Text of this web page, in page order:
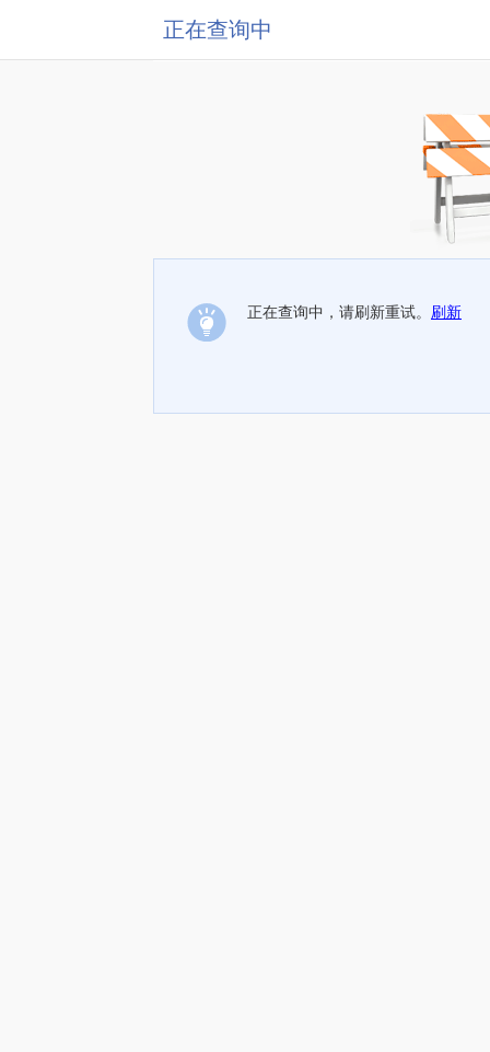
正在查询中
正在查询中，请刷新重试。 刷新